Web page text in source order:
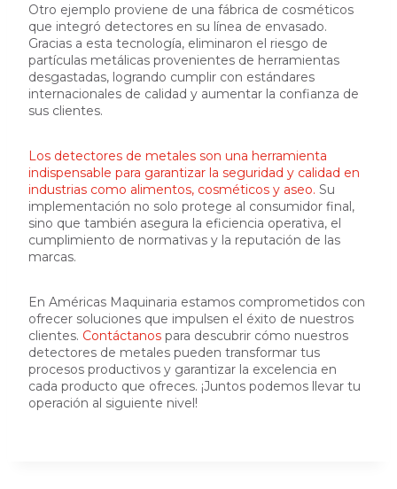
Otro ejemplo proviene de una fábrica de cosméticos
que integró detectores en su línea de envasado.
Gracias a esta tecnología, eliminaron el riesgo de
partículas metálicas provenientes de herramientas
desgastadas, logrando cumplir con estándares
internacionales de calidad y aumentar la confianza de
sus clientes.
Los detectores de metales son una herramienta
indispensable para garantizar la seguridad y calidad en
industrias como alimentos, cosméticos y aseo. Su
implementación no solo protege al consumidor final,
sino que también asegura la eficiencia operativa, el
cumplimiento de normativas y la reputación de las
marcas.
En Américas Maquinaria estamos comprometidos con
ofrecer soluciones que impulsen el éxito de nuestros
clientes. Contáctanos para descubrir cómo nuestros
detectores de metales pueden transformar tus
procesos productivos y garantizar la excelencia en
cada producto que ofreces. ¡Juntos podemos llevar tu
operación al siguiente nivel!